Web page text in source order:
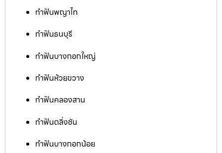
ทำฟันพญาไท
ทำฟันธนบุรี
ทำฟันบางกอกใหญ่
ทำฟันห้วยขวาง
ทำฟันคลองสาน
ทำฟันตลิ่งชัน
ทำฟันบางกอกน้อย